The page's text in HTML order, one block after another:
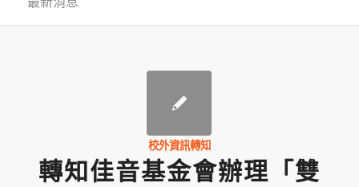
校外資訊轉知
轉知佳音基金會辦理「雙